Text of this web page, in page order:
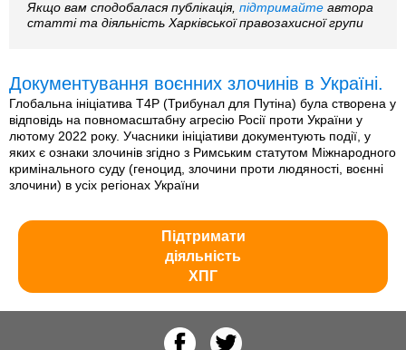
Якщо вам сподобалася публікація, підтримайте автора
статті та діяльність Харківської правозахисної групи
Документування воєнних злочинів в Україні.
Глобальна ініціатива T4P (Трибунал для Путіна) була створена у
відповідь на повномасштабну агресію Росії проти України у
лютому 2022 року. Учасники ініціативи документують події, у
яких є ознаки злочинів згідно з Римським статутом Міжнародного
кримінального суду (геноцид, злочини проти людяності, воєнні
злочини) в усіх регіонах України
Підтримати
діяльність
ХПГ